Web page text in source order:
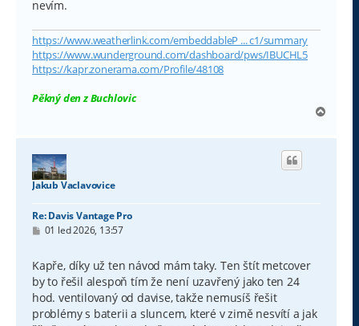
nevím.
https://www.weatherlink.com/embeddableP ... c1/summary
https://www.wunderground.com/dashboard/pws/IBUCHL5
https://kapr.zonerama.com/Profile/48108
Pěkný den z Buchlovic
h
Jakub Vaclavovice
Re: Davis Vantage Pro
P
s
p
ě
v
k
01 led 2026, 13:57
Kapře, díky už ten návod mám taky. Ten štít metcover
by to řešil alespoň tím že není uzavřený jako ten 24
hod. ventilovaný od davise, takže nemusíš řešit
problémy s baterii a sluncem, které v zimě nesvítí a jak